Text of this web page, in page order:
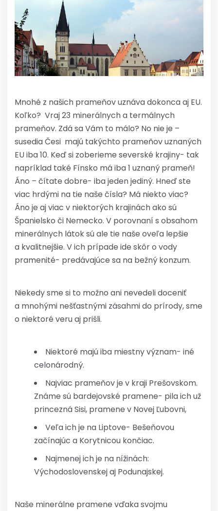
Mnohé z našich prameňov uznáva dokonca aj EU.
Koľko? Vraj 23 minerálnych a termálnych
prameňov. Zdá sa Vám to málo? No nie je –
susedia Česi majú takýchto prameňov uznaných
EU iba 10. Keď si zoberieme severské krajiny- tak
napríklad také Fínsko má iba 1 uznaný prameň!
Áno – čítate dobre- iba jeden jediný. Hneď ste
viac hrdými na tie naše čísla? Má niekto viac?
Áno je aj viac v niektorých krajinách ako sú
Španielsko či Nemecko. V porovnaní s obsahom
minerálnych látok sú ale tie naše oveľa lepšie
a kvalitnejšie. V ich prípade ide skôr o vody
pramenité- predávajúce sa na bežný konzum.
Niekedy sme si to možno ani nevedeli doceniť
a mnohými nešťastnými zásahmi do prírody, sme
o niektoré veru aj prišli.
Niektoré majú iba miestny význam- iné
celonárodný.
Najviac prameňov je v kraji Prešovskom.
Známe sú bardejovské pramene- pila ich už
princezná Sisi, pramene v Novej Ľubovni,
Veľa ich je na Liptove- Bešeňovou
začínajúc a Korytnicou končiac.
Najmenej ich je na nížinách:
Východoslovenskej aj Podunajskej.
Naše minerálne pramene vďaka svojmu